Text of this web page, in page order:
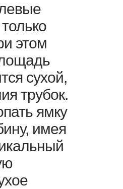
этом
сухой,
трубок.
ямку
имея